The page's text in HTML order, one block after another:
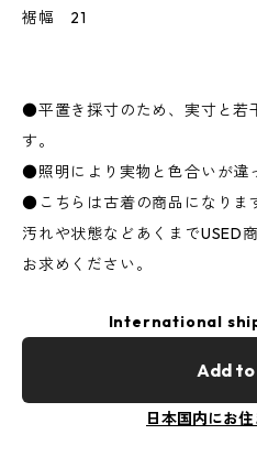
裾幅 21
●平置き採寸のため、実寸と若
す。
●照明により実物と色合いが違
●こちらは古着の商品になりま
汚れや状態などあくまでUSED
お求めください。
International
Add
日本国内にお